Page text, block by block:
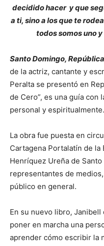
decidido hacer y que
a ti, sino a los que te
todos somos uno
Santo Domingo,
de la actriz, cantante y
Peralta se presentó en
de Cero”, es una guía con
personal y espiritualmente.
La obra fue puesta en
Cartagena Portalatín de
Henríquez Ureña de
representantes de
público en general.
En su nuevo libro,
poner en marcha una
aprender cómo escribir la